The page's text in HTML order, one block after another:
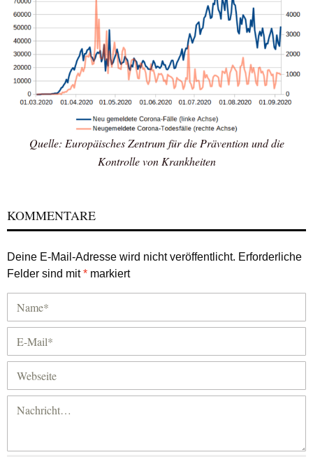
Quelle: Europäisches Zentrum für die Prävention und die
Kontrolle von Krankheiten
KOMMENTARE
Deine E-Mail-Adresse wird nicht veröffentlicht. Erforderliche
Felder sind mit* markiert